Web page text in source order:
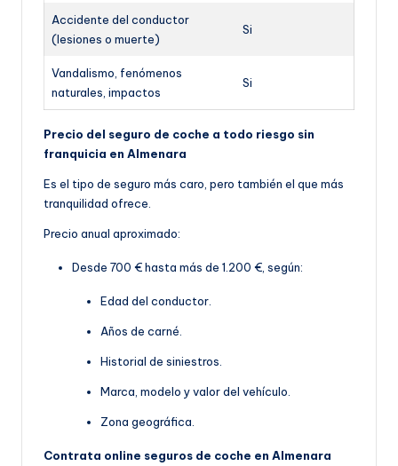
Accidente del conductor
(lesiones o muerte)
Si
Vandalismo, fenómenos
naturales, impactos
Si
Precio del seguro de coche a todo riesgo sin
franquicia en Almenara
Es el tipo de seguro más caro, pero también el que más
tranquilidad ofrece.
Precio anual aproximado:
Desde 700 € hasta más de 1.200 €, según:
Edad del conductor.
Años de carné.
Historial de siniestros.
Marca, modelo y valor del vehículo.
Zona geográfica.
Contrata online seguros de coche en Almenara